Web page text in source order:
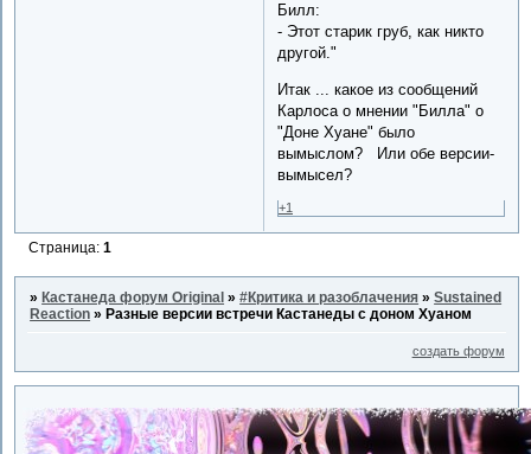
Билл:
- Этот старик груб, как никто
другой."
Итак ... какое из сообщений
Карлоса о мнении "Билла" о
"Доне Хуане" было
вымыслом? Или обе версии-
вымысел?
+1
Страница:1
»Кастанеда форум Original »#Критика и разоблачения »Sustained
Reaction »Разные версии встречи Кастанеды с доном Хуаном
создать форум